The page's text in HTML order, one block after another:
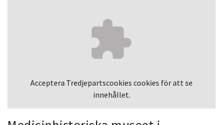
Acceptera Tredjepartscookies cookies för att se
innehållet.